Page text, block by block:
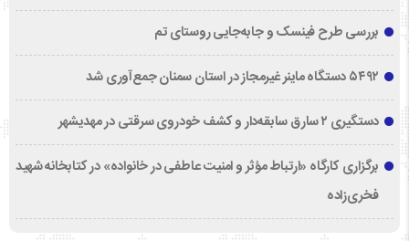
بررسی طرح فینسک و جابه‌جایی روستای تم
۵۴۹۲ دستگاه ماینر غیرمجاز در استان سمنان جمع‌آوری شد
دستگیری ۲ سارق سابقه‌دار و کشف خودروی سرقتی در مهدیشهر
برگزاری کارگاه «ارتباط مؤثر و امنیت عاطفی در خانواده» در کتابخانه شهید
فخری‌زاده